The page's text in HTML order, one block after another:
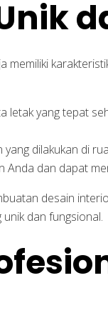
yang tepat
dilakukan di
dan dapat
desain
dan fungsional.